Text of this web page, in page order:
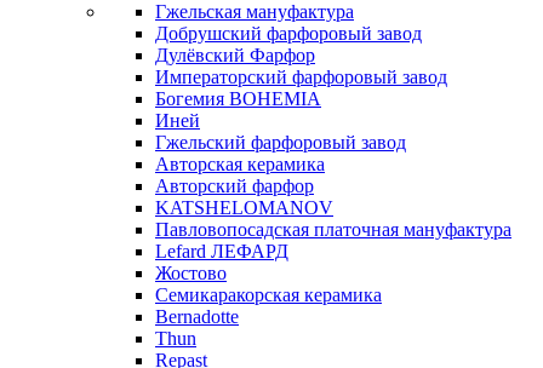
Гжельская мануфактура
Добрушский фарфоровый завод
Дулёвский Фарфор
Императорский фарфоровый завод
Богемия BOHEMIA
Иней
Гжельский фарфоровый завод
Авторская керамика
Авторский фарфор
KATSHELOMANOV
Павловопосадская платочная мануфактура
Lefard ЛЕФАРД
Жостово
Семикаракорская керамика
Bernadotte
Thun
Repast